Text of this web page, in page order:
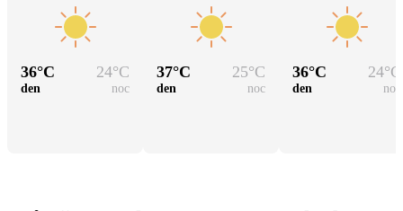
36°C 24°C
den noc
37°C 25°C
den noc
36°C 24°C
den noc